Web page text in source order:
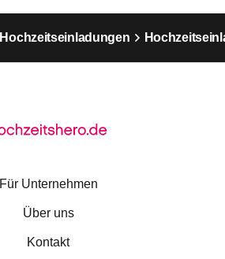
Hochzeitseinladungen
Für Unternehmen
Über uns
Kontakt